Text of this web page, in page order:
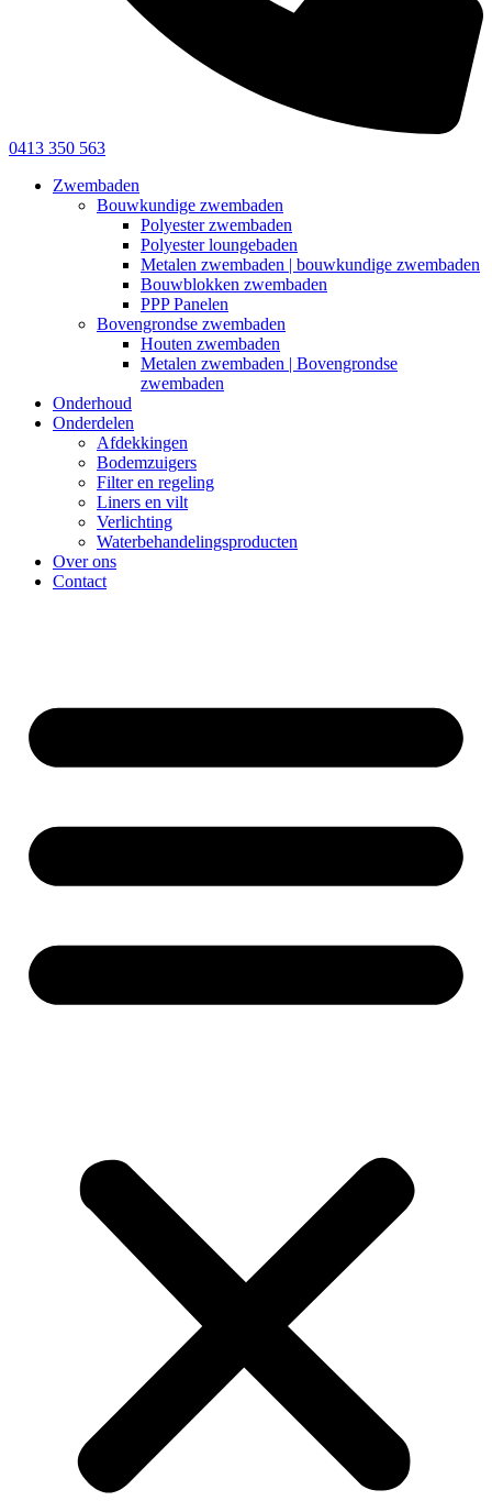
0413 350 563
Zwembaden
Bouwkundige zwembaden
Polyester zwembaden
Polyester loungebaden
Metalen zwembaden | bouwkundige zwembaden
Bouwblokken zwembaden
PPP Panelen
Bovengrondse zwembaden
Houten zwembaden
Metalen zwembaden | Bovengrondse
zwembaden
Onderhoud
Onderdelen
Afdekkingen
Bodemzuigers
Filter en regeling
Liners en vilt
Verlichting
Waterbehandelingsproducten
Over ons
Contact